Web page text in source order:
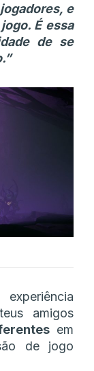
e
É essa
de se
amigos
em
de jogo